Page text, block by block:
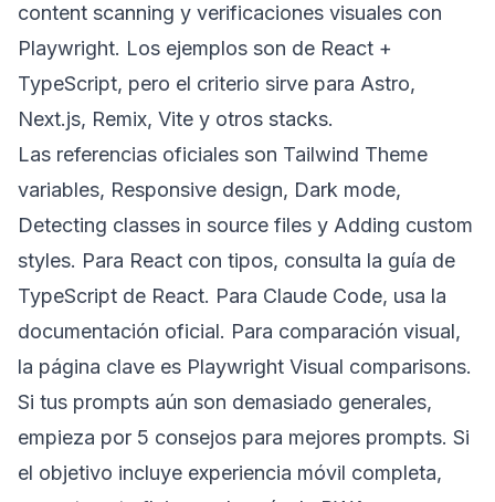
content scanning y verificaciones visuales con
Playwright. Los ejemplos son de React +
TypeScript, pero el criterio sirve para Astro,
Next.js, Remix, Vite y otros stacks.
Las referencias oficiales son Tailwind Theme
variables, Responsive design, Dark mode,
Detecting classes in source files y Adding custom
styles. Para React con tipos, consulta la guía de
TypeScript de React. Para Claude Code, usa la
documentación oficial. Para comparación visual,
la página clave es Playwright Visual comparisons.
Si tus prompts aún son demasiado generales,
empieza por 5 consejos para mejores prompts. Si
el objetivo incluye experiencia móvil completa,